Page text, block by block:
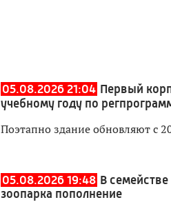
05.08.2026 21:04 Первый
учебному году по
Поэтапно здание обновляют с
05.08.2026 19:48 В
зоопарка пополнение